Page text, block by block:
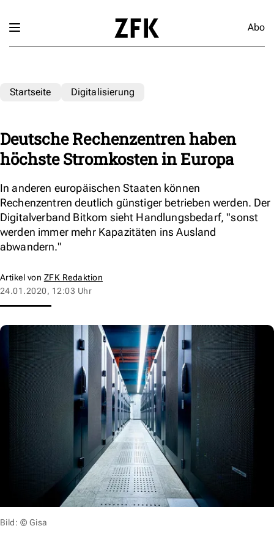
Abo
Startseite Digitalisierung
Deutsche Rechenzentren haben
höchste Stromkosten in Europa
In anderen europäischen Staaten können
Rechenzentren deutlich günstiger betrieben werden. Der
Digitalverband Bitkom sieht Handlungsbedarf, "sonst
werden immer mehr Kapazitäten ins Ausland
abwandern."
Artikel von ZFK Redaktion
24.01.2020, 12:03 Uhr
Bild: © Gisa